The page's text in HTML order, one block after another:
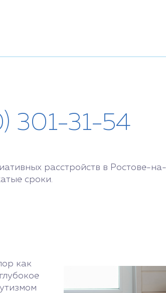
301-31-54
расстройств в Ростове-
сроки.
как